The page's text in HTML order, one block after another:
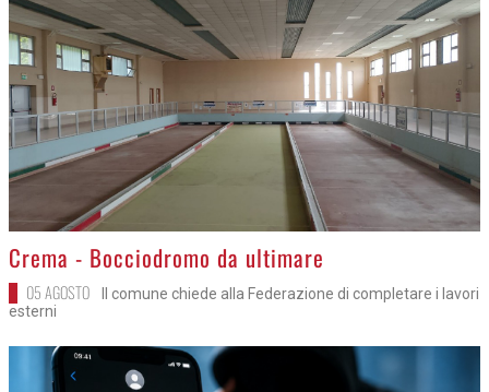
>
Crema - Bocciodromo da ultimare
05 AGOSTO
Il comune chiede alla Federazione di completare i lavori
esterni